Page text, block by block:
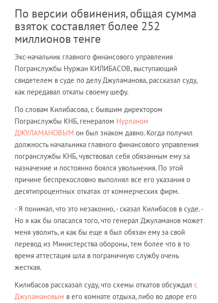
По версии обвинения, общая сумма
взяток составляет более 252
миллионов тенге
Экс-начальник главного финансового управления
Погранслужбы Нуржан КИЛИБАСОВ, выступающий
свидетелем в суде по делу Джуламанова, рассказал суду,
как передавал откаты своему шефу.
По словам Килибасова, с бывшим директором
Погранслужбы КНБ, генералом Нурланом
ДЖУЛАМАНОВЫМ он был знаком давно. Когда получил
должность начальника главного финансового управления
погранслужбы КНБ, чувствовал себя обязанным ему за
назначение и постоянно боялся увольнения. По этой
причине беспрекословно выполнял все его указания о
десятипроцентных откатах от коммерческих фирм.
- Я понимал, что это незаконно, - сказал Килибасов в суде. -
Но я как бы опасался того, что генерал Джуламанов может
меня уволить, и как бы еще я был обязан ему за свой
перевод из Министерства обороны, тем более что в то
время аттестация шла в пограничную службу очень
жесткая.
Килибасов рассказал суду, что схемы откатов обсуждал с
Джуламановым в его комнате отдыха, либо во дворе его